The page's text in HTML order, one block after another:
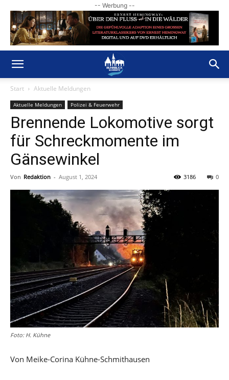
-- Werbung --
Start Aktuelle Meldungen
Aktuelle Meldungen Polizei & Feuerwehr
Brennende Lokomotive sorgt
für Schreckmomente im
Gänsewinkel
Von Redaktion - August 1, 2024 0
3186
Foto: H. Kühne
Von Meike-Corina Kühne-Schmithausen